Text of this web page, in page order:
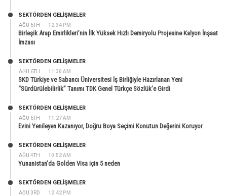
AĞU 6TH 12:34 PM
SEKTÖRDEN GELIŞMELER
Birleşik Arap Emirlikleri’nin İlk Yüksek Hızlı Demiryolu Projesine Kalyon İnşaat
İmzası
AĞU 6TH 11:30 AM
SEKTÖRDEN GELIŞMELER
SKD Türkiye ve Sabancı Üniversitesi İş Birliğiyle Hazırlanan Yeni
“Sürdürülebilirlik” Tanımı TDK Genel Türkçe Sözlük’e Girdi
AĞU 6TH 11:27 AM
SEKTÖRDEN GELIŞMELER
Evini Yenileyen Kazanıyor, Doğru Boya Seçimi Konutun Değerini Koruyor
AĞU 4TH 10:52 AM
SEKTÖRDEN GELIŞMELER
Yunanistan’da Golden Visa için 5 neden
AĞU 3RD 12:42 PM
SEKTÖRDEN GELIŞMELER